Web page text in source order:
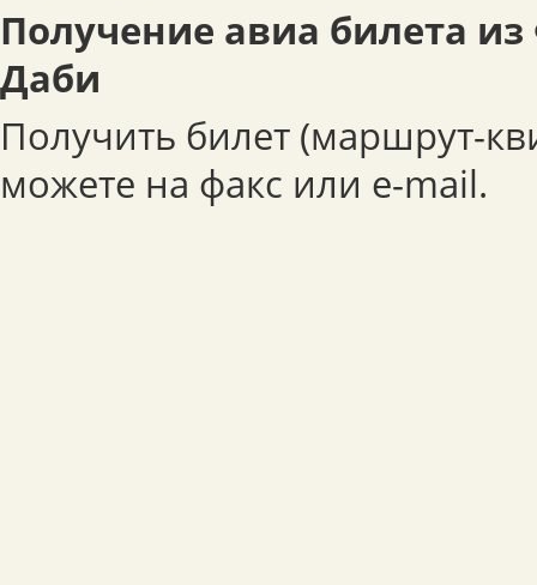
Получение авиа билета
Даби
Получить билет (маршрут-
можете на факс или e-mail.